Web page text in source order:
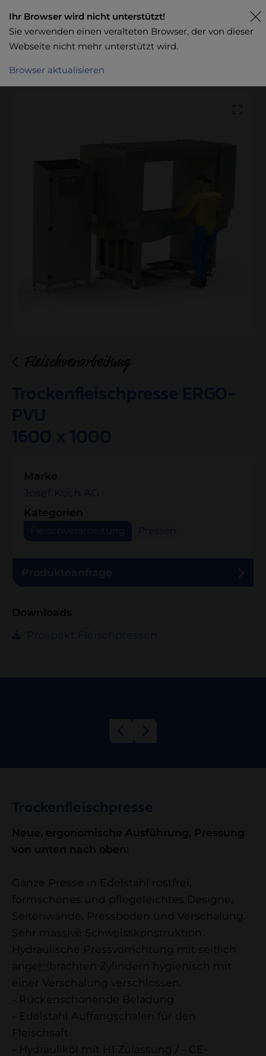
Fleischverarbeitung
Marke
Kategorien
Downloads
Neue, ergonomische Ausführung, Pressung
von unten nach oben:
Ganze Presse in Edelstahl rostfrei,
formschönes und pflegeleichtes Designe,
Seitenwände, Pressboden und Verschalung.
Sehr massive Schweisskonstruktion.
Hydraulische Pressvorrichtung mit seitlich
angebrachten Zylindern hygienisch mit
einer Verschalung verschlossen.
- Rückenschonende Beladung
- Edelstahl Auffangschalen für den
Fleischsaft
- Hydrauliköl mit H1 Zulassung / - CE-
Ihr Browser wird nicht unterstützt!
Sie verwenden einen veralteten Browser, der von dieser
Webseite nicht mehr unterstützt wird.
Browser aktualisieren